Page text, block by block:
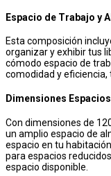
Espacio de Trabajo y
Esta composición
organizar y exhibir tus
cómodo espacio de
comodidad y
Dimensiones
Con dimensiones de
un amplio espacio de
espacio en tu
para espacios
espacio disponible.